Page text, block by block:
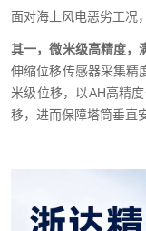
面对海上风电恶劣工况
其一，微米级高精度，
伸缩位移传感器采集精
米级位移，以AH高精
移，进而保障塔筒垂直